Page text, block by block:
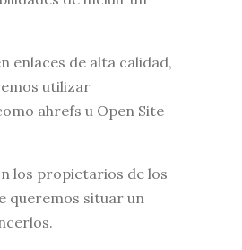
enlaces de alta calidad,
utilizar
ahrefs u Open Site
los propietarios de los
queremos situar un